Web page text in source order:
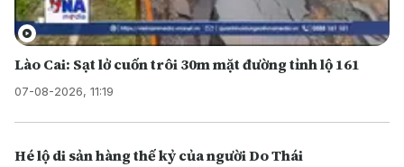
Lào Cai: Sạt lở cuốn trôi 30m mặt đường tỉnh lộ 161
07-08-2026, 11:19
Hé lộ di sản hàng thế kỷ của người Do Thái